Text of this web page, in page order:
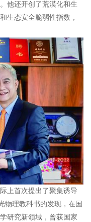
他还开创了荒漠化和生
生态安全脆弱性指数，
上首次提出了聚集诱导
物理教科书的发现，在国
研究新领域，曾获国家